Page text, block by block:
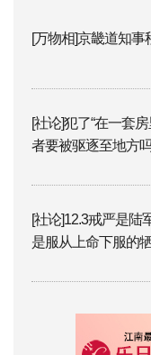
[万物相]京畿道知事
[社论]犯了“在一套
者要被驱逐至地方
[社论]12.3戒严是陆
是服从上命下服的